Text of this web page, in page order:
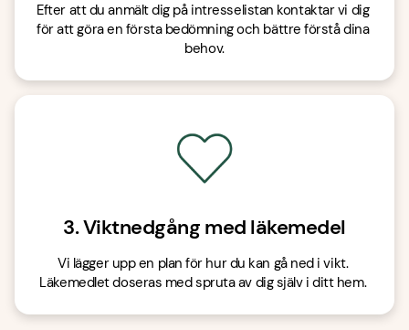
Efter att du anmält dig på intresselistan kontaktar vi dig
för att göra en första bedömning och bättre förstå dina
behov.
3. Viktnedgång med läkemedel
Vi lägger upp en plan för hur du kan gå ned i vikt.
Läkemedlet doseras med spruta av dig själv i ditt hem.